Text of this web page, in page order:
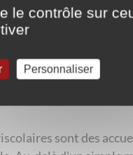
Saint-Philibert,
famille ou entre amis
sont des
le contrôle sur
Personnaliser